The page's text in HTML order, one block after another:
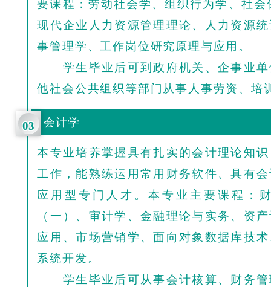
要课程：劳动社会学、组织行为学、社
现代企业人力资源管理理论、人力资源
事管理学、工作岗位研究原理与应用。
学生毕业后可到政府机关、企事业单
他社会公共组织等部门从事人事劳资、培
03 会计学
本专业培养掌握具有扎实的会计理论知
工作，能熟练运用常用财务软件、具有
应用型专门人才。本专业主要课程：
（一）、审计学、金融理论与实务、资
应用、市场营销学、面向对象数据库技
系统开发。
学生毕业后可从事会计核算、财务管